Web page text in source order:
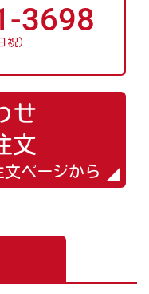
3698
祝）
せ
文
文ページから